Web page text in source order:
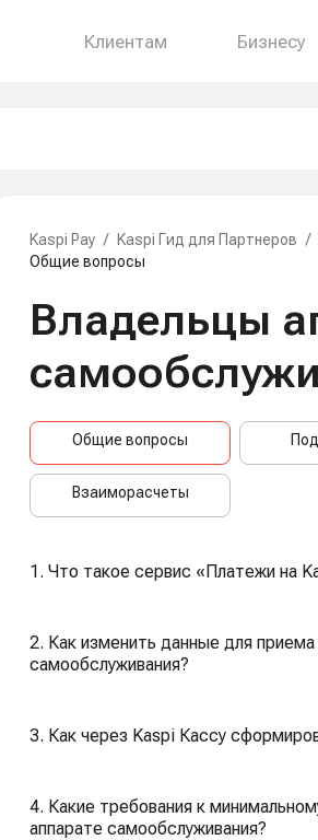
Клиентам Бизнесу
Kaspi Pay / Kaspi Гид для Партнеров /
Общие вопросы
Владельцы
Общие вопросы
Взаиморасчеты
1. Что такое сервис «Платежи на
2. Как изменить данные для
самообслуживания?
3. Как через Kaspi Кассу
4. Какие требования к
аппарате самообслуживания?